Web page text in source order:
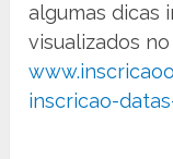
algumas dicas
visualizados
inscricao-